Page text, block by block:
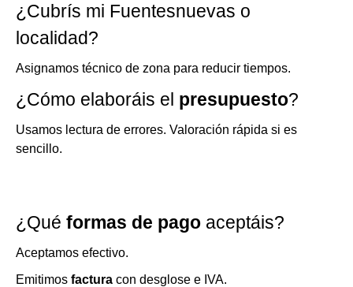
¿Cubrís mi Fuentesnuevas o
localidad?
Asignamos técnico de zona para reducir tiempos.
¿Cómo elaboráis el presupuesto?
Usamos lectura de errores. Valoración rápida si es
sencillo.
¿Qué formas de pago aceptáis?
Aceptamos efectivo.
Emitimos factura con desglose e IVA.